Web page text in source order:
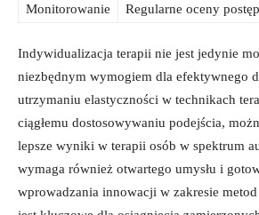
Monitorowanie
Regularne oceny
Indywidualizacja terapii nie jest jedynie
niezbędnym wymogiem dla efektywnego
utrzymaniu elastyczności w technikach
ciągłemu dostosowywaniu podejścia,
lepsze wyniki w terapii osób w spektrum
wymaga również otwartego umysłu i
wprowadzania innowacji w zakresie